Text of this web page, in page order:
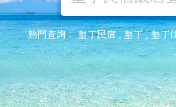
熱門查詢：墾丁民宿,墾丁,墾丁